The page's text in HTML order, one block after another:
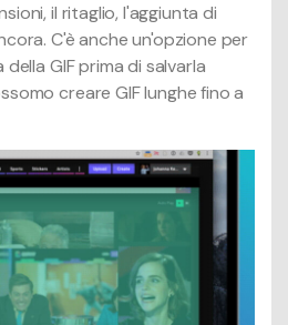
il ritaglio, l'aggiunta di
C'è anche un'opzione per
GIF prima di salvarla
creare GIF lunghe fino a